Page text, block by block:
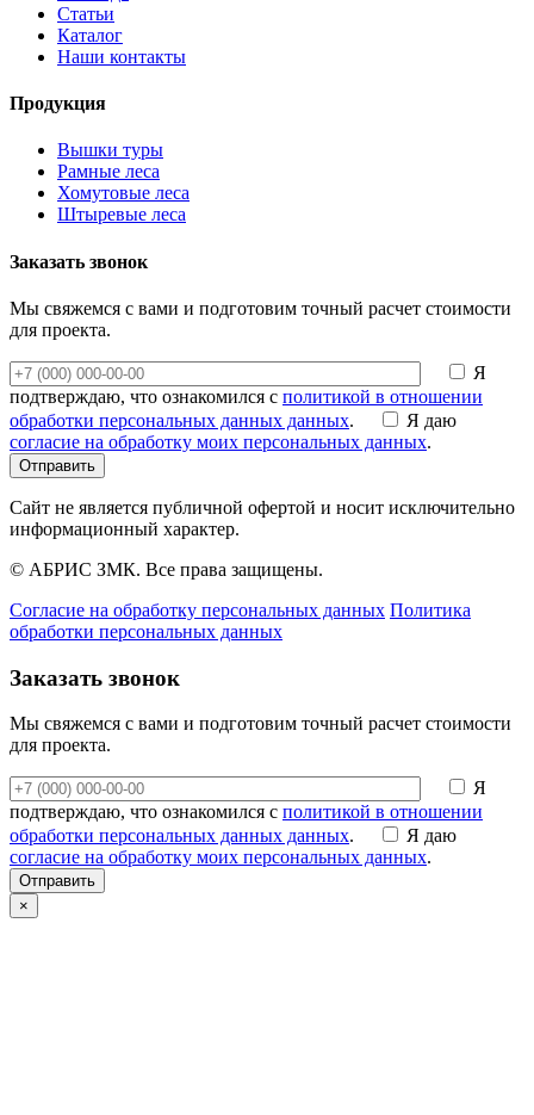
Статьи
Каталог
Наши контакты
Продукция
Вышки туры
Рамные леса
Хомутовые леса
Штыревые леса
Заказать звонок
Мы свяжемся с вами и подготовим точный расчет стоимости
для проекта.
Я
подтверждаю, что ознакомился с политикой в отношении
обработки персональных данных данных.
Я даю
согласие на обработку моих персональных данных.
Отправить
Сайт не является публичной офертой и носит исключительно
информационный характер.
© АБРИС ЗМК. Все права защищены.
Согласие на обработку персональных данных Политика
обработки персональных данных
Заказать звонок
Мы свяжемся с вами и подготовим точный расчет стоимости
для проекта.
Я
подтверждаю, что ознакомился с политикой в отношении
обработки персональных данных данных.
Я даю
согласие на обработку моих персональных данных.
Отправить
×